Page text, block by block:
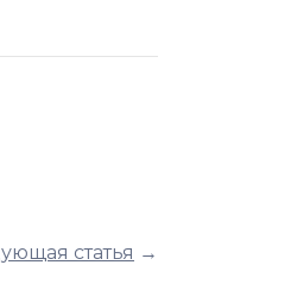
статья →